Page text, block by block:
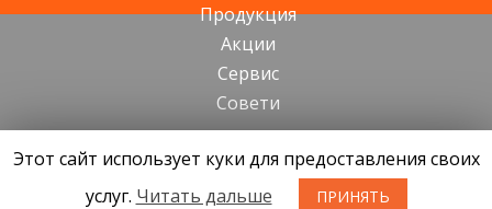
Продукция
Акции
Cервис
Cовети
Kонтакты
Новости
Этот сайт использует куки для предоставления своих
услуг. Читать дальше ПРИНЯТЬ